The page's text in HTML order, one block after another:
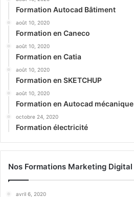
Formation Autocad Bâtiment
août 10, 2020
Formation en Caneco
août 10, 2020
Formation en Catia
août 10, 2020
Formation en SKETCHUP
août 10, 2020
Formation en Autocad mécanique
octobre 24, 2020
Formation électricité
Nos Formations Marketing Digital
avril 6, 2020